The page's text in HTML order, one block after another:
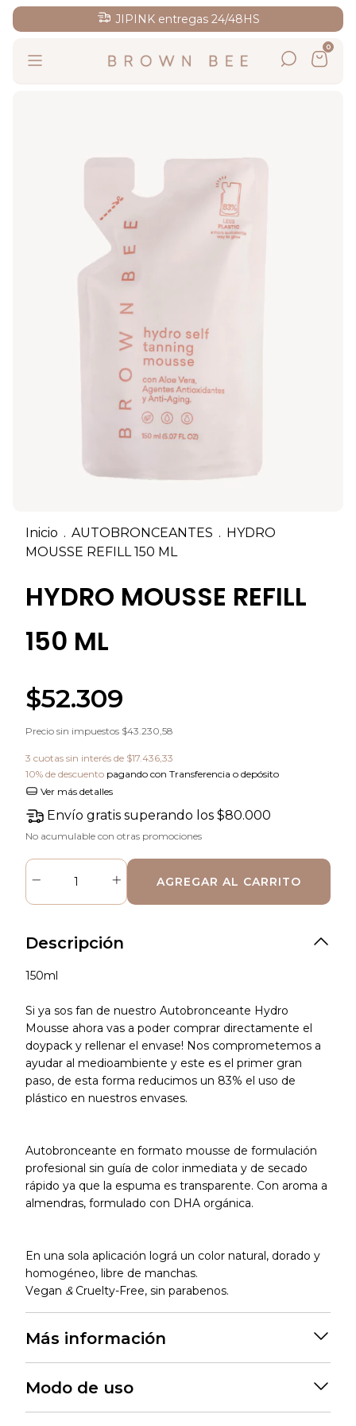
JIPINK entregas 24/48HS
0
Inicio . AUTOBRONCEANTES . HYDRO
MOUSSE REFILL 150 ML
HYDRO MOUSSE REFILL
150 ML
$52.309
Precio sin impuestos $43.230,58
3 cuotas sin interés de $17.436,33
10% de descuento pagando con Transferencia o depósito
Ver más detalles
Envío gratis superando los $80.000
No acumulable con otras promociones
Descripción
150ml
Si ya sos fan de nuestro Autobronceante Hydro
Mousse ahora vas a poder comprar directamente el
doypack y rellenar el envase! Nos comprometemos a
ayudar al medioambiente y este es el primer gran
paso, de esta forma reducimos un 83% el uso de
plástico en nuestros envases.
Autobronceante en formato mousse de formulación
profesional sin guía de color inmediata y de secado
rápido ya que la espuma es transparente
almendras, formulado con DHA orgánica.
En una sola aplicación lográ un color natural, dorado y
homogéneo, libre de manchas.
Vegan & Cruelty-Free, sin parabenos.
Más información
tonalidad más amarilla o que presente algún
Modo de uso